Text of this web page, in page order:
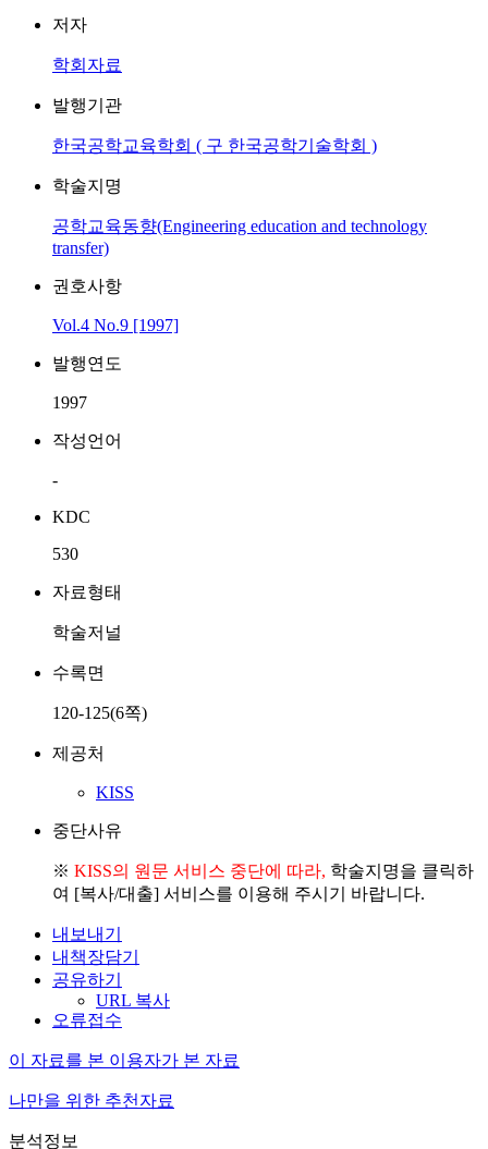
저자
학회자료
발행기관
한국공학교육학회 ( 구 한국공학기술학회 )
학술지명
공학교육동향(Engineering education and technology
transfer)
권호사항
Vol.4 No.9 [1997]
발행연도
1997
작성언어
-
KDC
530
자료형태
학술저널
수록면
120-125(6쪽)
제공처
KISS
중단사유
※ KISS의 원문 서비스 중단에 따라, 학술지명을 클릭하
여 [복사/대출] 서비스를 이용해 주시기 바랍니다.
내보내기
내책장담기
공유하기
URL 복사
오류접수
이 자료를 본 이용자가 본 자료
나만을 위한 추천자료
분석정보